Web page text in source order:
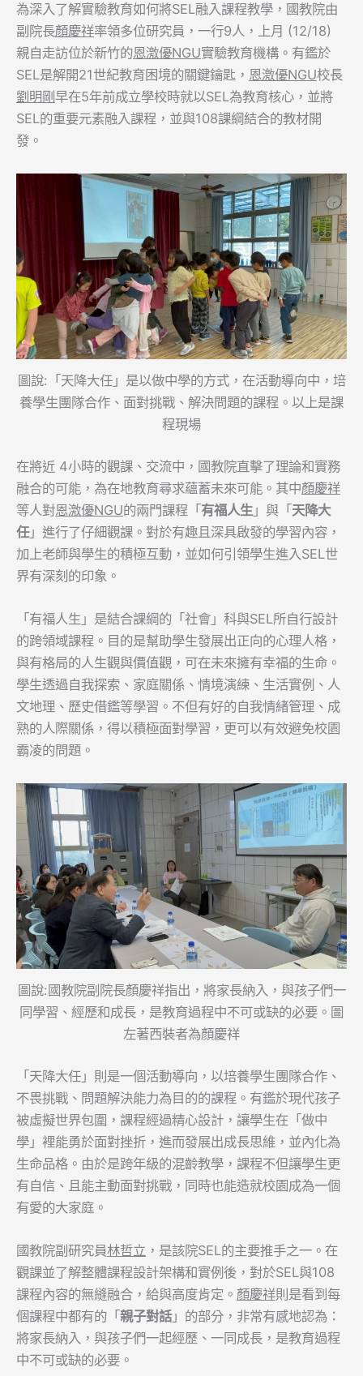
為深入了解實驗教育如何將SEL融入課程教學，國教院由
副院長顏慶祥率領多位研究員，一行9人，上月 (12/18)
親自走訪位於新竹的恩激優NGU實驗教育機構。有鑑於
SEL是解開21世紀教育困境的關鍵鑰匙， 恩激優NGU校長
劉明剛早在5年前成立學校時就以SEL為教育核心，並將
SEL的重要元素融入課程，並與108課綱結合的教材開
發。
圖說:「天降大任」是以做中學的方式，在活動導向中，培
養學生團隊合作、面對挑戰、解決問題的課程。以上是課
程現場
在將近 4小時的觀課、交流中，國教院直擊了理論和實務
融合的可能，為在地教育尋求蘊蓄未來可能。其中顏慶祥
等人對恩激優NGU的兩門課程「 有福人生 」與「 天降大
任」進行了仔細觀課。對於有趣且深具啟發的學習內容，
加上老師與學生的積極互動，並如何引領學生進入SEL世
界有深刻的印象。
「有福人生」是結合課綱的「社會」科與SEL所自行設計
的跨領域課程。目的是幫助學生發展出正向的心理人格，
與有格局的人生觀與價值觀，可在未來擁有幸福的生命。
學生透過自我探索、家庭關係、情境演練、生活實例、人
文地理、歷史借鑑等學習。不但有好的自我情緒管理、成
熟的人際關係，得以積極面對學習，更可以有效避免校園
霸凌的問題。
圖說:國教院副院長顏慶祥指出，將家長納入，與孩子們一
同學習、經歷和成長，是教育過程中不可或缺的必要。圖
左著西裝者為顏慶祥
「天降大任」則是一個活動導向，以培養學生團隊合作、
不畏挑戰、問題解決能力為目的的課程。有鑑於現代孩子
被虛擬世界包圍，課程經過精心設計，讓學生在「做中
學」裡能勇於面對挫折，進而發展出成長思維，並內化為
生命品格。由於是跨年級的混齡教學，課程不但讓學生更
有自信、且能主動面對挑戰，同時也能造就校園成為一個
有愛的大家庭。
國教院副研究員林哲立 ，是該院SEL的主要推手之一。在
觀課並了解整體課程設計架構和實例後，對於SEL與108
課程內容的無縫融合，給與高度肯定。 顏慶祥則是看到每
個課程中都有的「 親子對話」的部分，非常有感地認為：
將家長納入，與孩子們一起經歷、一同成長，是教育過程
中不可或缺的必要。